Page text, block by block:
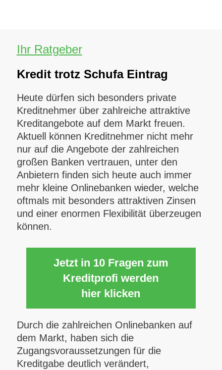
Ihr Ratgeber
Kredit trotz Schufa Eintrag
Heute dürfen sich besonders private
Kreditnehmer über zahlreiche attraktive
Kreditangebote auf dem Markt freuen.
Aktuell können Kreditnehmer nicht mehr
nur auf die Angebote der zahlreichen
großen Banken vertrauen, unter den
Anbietern finden sich heute auch immer
mehr kleine Onlinebanken wieder, welche
oftmals mit besonders attraktiven Zinsen
und einer enormen Flexibilität überzeugen
können.
Jetzt in 10 Fragen zum
Kreditprofi werden
hier klicken
Durch die zahlreichen Onlinebanken auf
dem Markt, haben sich die
Zugangsvoraussetzungen für die
Kreditgabe deutlich verändert,